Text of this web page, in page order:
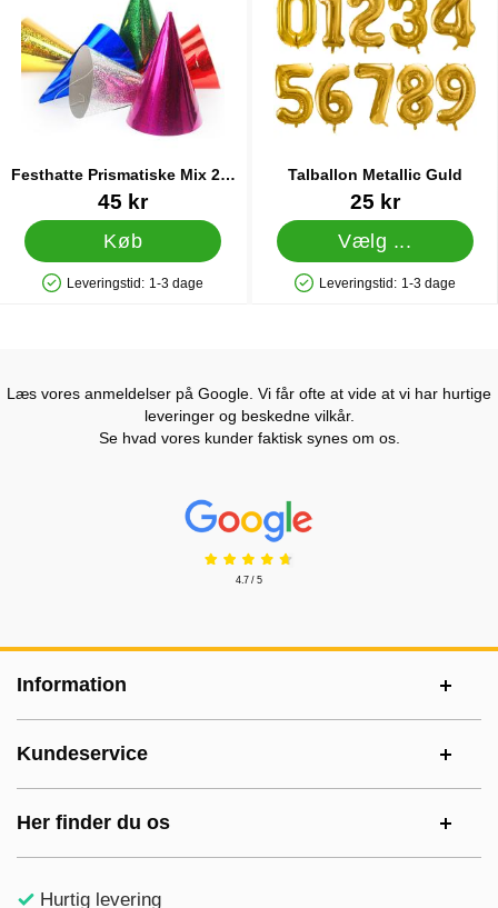
Festhatte Prismatiske Mix 20-
pak
Varenr 1540145 kr
Køb
Produkttilgængelighed: På lager
Leveringstid: 1-3 dage
Talballon Metallic Guld
Varenr 4177225 kr
Vælg ...
Produkttilgængelighed: På lager
Leveringstid: 1-3 dage
Læs vores anmeldelser på Google. Vi får ofte at vide at vi har hurtige
leveringer og beskedne vilkår.
Se hvad vores kunder faktisk synes om os.
Prisjakt Anmeldelser: 4.7 Stjerne
4.7 / 5
Information
Kundeservice
Her finder du os
Hurtig levering